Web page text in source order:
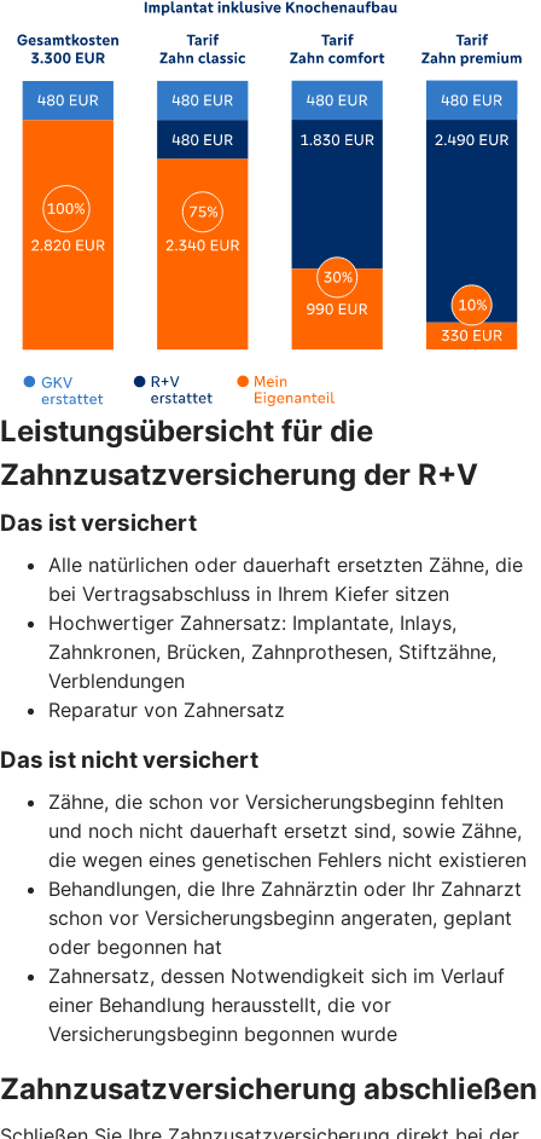
Leistungsübersicht für die
Zahnzusatzversicherung der R+V
Das ist versichert
Alle natürlichen oder dauerhaft ersetzten Zähne, die
bei Vertragsabschluss in Ihrem Kiefer sitzen
Hochwertiger Zahnersatz: Implantate, Inlays,
Zahnkronen, Brücken, Zahnprothesen, Stiftzähne,
Verblendungen
Reparatur von Zahnersatz
Das ist nicht versichert
Zähne, die schon vor Versicherungsbeginn fehlten
und noch nicht dauerhaft ersetzt sind, sowie Zähne,
die wegen eines genetischen Fehlers nicht existieren
Behandlungen, die Ihre Zahnärztin oder Ihr Zahnarzt
schon vor Versicherungsbeginn angeraten, geplant
oder begonnen hat
Zahnersatz, dessen Notwendigkeit sich im Verlauf
einer Behandlung herausstellt, die vor
Versicherungsbeginn begonnen wurde
Zahnzusatzversicherung abschließen